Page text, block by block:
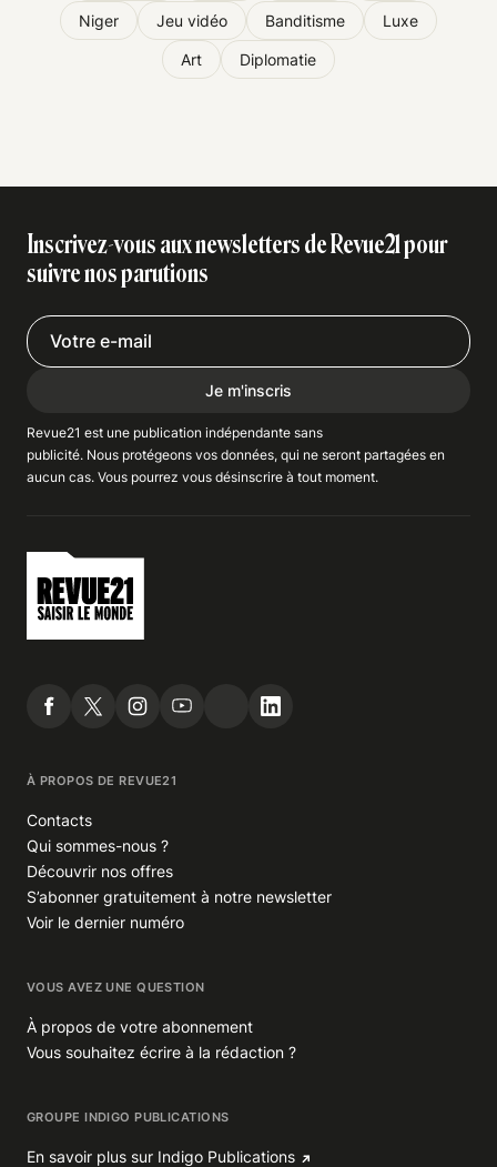
Niger Jeu vidéo Banditisme Luxe
Art Diplomatie
Inscrivez-vous aux newsletters de Revue21 pour
suivre nos parutions
Je m'inscris
Revue21 est une publication indépendante sans
publicité. Nous protégeons vos données, qui ne seront partagées en
aucun cas. Vous pourrez vous désinscrire à tout moment.
À PROPOS DE REVUE21
Contacts
Qui sommes-nous ?
Découvrir nos offres
S’abonner gratuitement à notre newsletter
Voir le dernier numéro
VOUS AVEZ UNE QUESTION
À propos de votre abonnement
Vous souhaitez écrire à la rédaction ?
GROUPE INDIGO PUBLICATIONS
En savoir plus sur Indigo Publications